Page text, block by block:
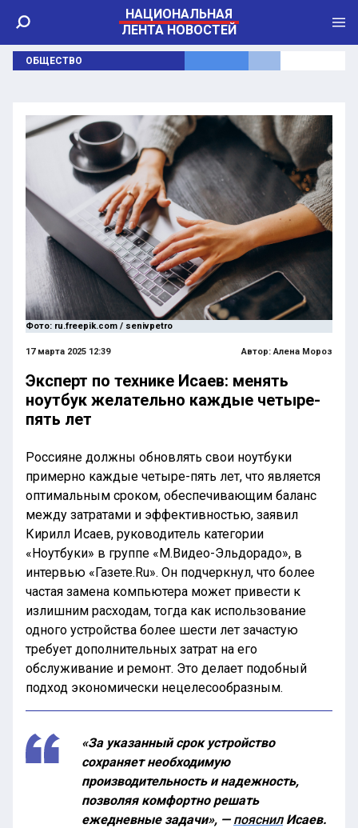
НАЦИОНАЛЬНАЯ
ЛЕНТА НОВОСТЕЙ
ОБЩЕСТВО
Фото: ru.freepik.com / senivpetro
17 марта 2025 12:39 Автор:Алена Мороз
Эксперт по технике Исаев: менять
ноутбук желательно каждые четыре-
пять лет
Россияне должны обновлять свои ноутбуки
примерно каждые четыре-пять лет, что является
оптимальным сроком, обеспечивающим баланс
между затратами и эффективностью, заявил
Кирилл Исаев, руководитель категории
«Ноутбуки» в группе «М.Видео-Эльдорадо», в
интервью «Газете.Ru». Он подчеркнул, что более
частая замена компьютера может привести к
излишним расходам, тогда как использование
одного устройства более шести лет зачастую
требует дополнительных затрат на его
обслуживание и ремонт. Это делает подобный
подход экономически нецелесообразным.
«За указанный срок устройство
сохраняет необходимую
производительность и надежность,
позволяя комфортно решать
ежедневные задачи», — пояснилИсаев.